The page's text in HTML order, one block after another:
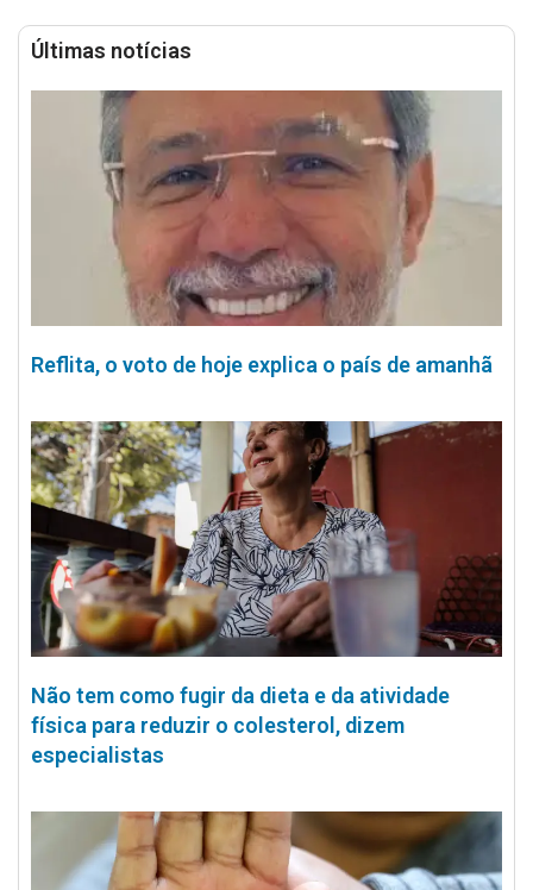
Últimas notícias
Reflita, o voto de hoje explica o país de amanhã
Não tem como fugir da dieta e da atividade
física para reduzir o colesterol, dizem
especialistas